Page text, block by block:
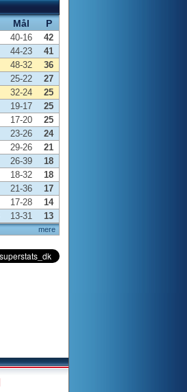
Mål P
mere
40-16
42
44-23
41
48-32
36
25-22
27
32-24
25
19-17
25
17-20
25
23-26
24
29-26
21
26-39
18
18-32
18
21-36
17
17-28
14
13-31 13